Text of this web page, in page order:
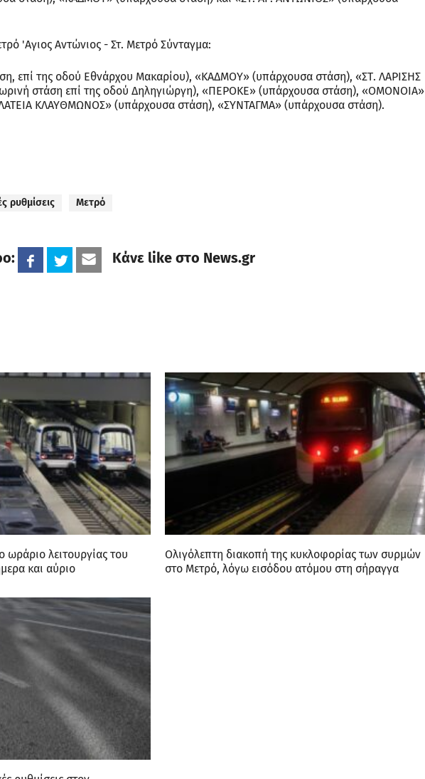
'Αγιος Αντώνιος - Στ. Μετρό Σύνταγμα:
επί της οδού Εθνάρχου Μακαρίου), «ΚΑΔΜΟΥ» (υπάρχουσα στάση), «ΣΤ. ΛΑΡΙΣΗΣ
στάση επί της οδού Δηληγιώργη), «ΠΕΡΟΚΕ» (υπάρχουσα στάση), «ΟΜΟΝΟΙΑ»
ΚΛΑΥΘΜΩΝΟΣ» (υπάρχουσα στάση), «ΣΥΝΤΑΓΜΑ» (υπάρχουσα στάση).
ρυθμίσεις Μετρό
Κάνε like στο News.gr
ωράριο λειτουργίας του
και αύριο
Oλιγόλεπτη διακοπή της κυκλοφορίας των συρμών
στο Μετρό, λόγω εισόδου ατόμου στη σήραγγα